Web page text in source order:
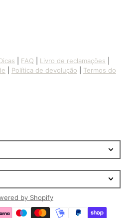
FAQ Livro de reclamações
Política de devolução
Termos do
by Shopify